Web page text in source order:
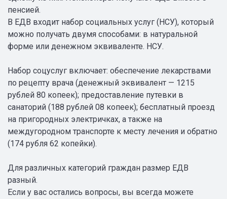
пенсией.
В ЕДВ входит набор социальных услуг (НСУ), который
можно получать двумя способами: в натуральной
форме или денежном эквиваленте. НСУ.
Набор соцуслуг включает: обеспечение лекарствами
по рецепту врача (денежный эквивалент — 1215
рублей 80 копеек); предоставление путевки в
санаторий (188 рублей 08 копеек); бесплатный проезд
на пригородных электричках, а также на
междугородном транспорте к месту лечения и обратно
(174 рубля 62 копейки).
Для различных категорий граждан размер ЕДВ
разный.
Если у вас остались вопросы, вы всегда можете